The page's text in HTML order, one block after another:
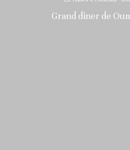
Grand dîner de